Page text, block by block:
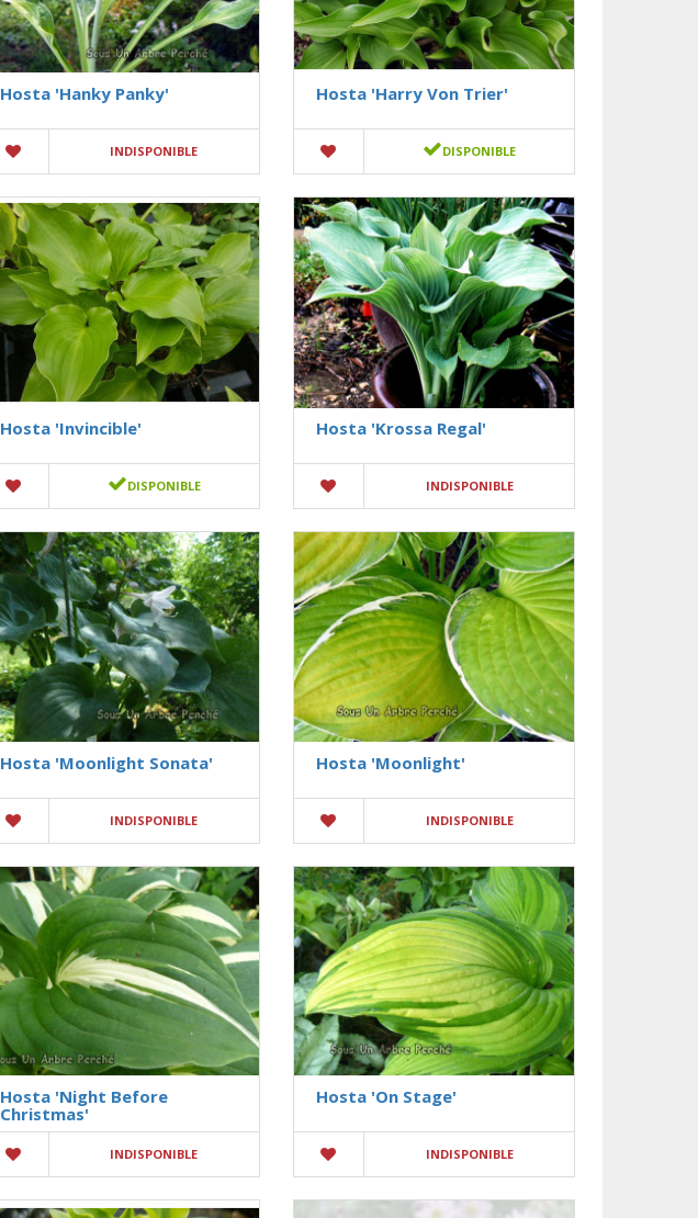
Hosta 'Hanky Panky'
INDISPONIBLE
Hosta 'Harry Von Trier'
DISPONIBLE
Hosta 'Invincible'
DISPONIBLE
Hosta 'Krossa Regal'
INDISPONIBLE
Hosta 'Moonlight Sonata'
INDISPONIBLE
Hosta 'Moonlight'
INDISPONIBLE
Hosta 'Night Before
Christmas'
INDISPONIBLE
Hosta 'On Stage'
INDISPONIBLE